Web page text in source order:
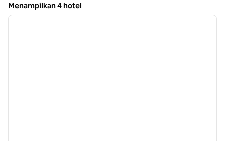
Menampilkan 4 hotel
Menampilkan 4 hotel
1 dari 12